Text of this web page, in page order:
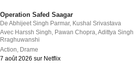
Operation Safed Saagar
DeAbhijeet Singh Parmar, Kushal Srivastava
Avec Harssh Singh, Pawan Chopra,Adittya Singh
Rraghuwanshi
Action, Drame
7 août 2026 sur Netflix